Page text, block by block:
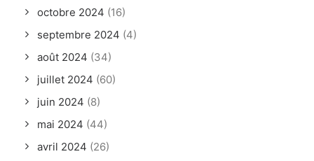
octobre 2024 (16)
septembre 2024 (4)
août 2024 (34)
juillet 2024 (60)
juin 2024 (8)
mai 2024 (44)
avril 2024 (26)